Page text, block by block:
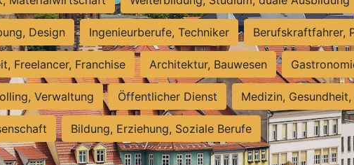
Design Ingenieurberufe, Techniker Berufskraftfahrer,
Freelancer, Franchise Architektur, Bauwesen
Verwaltung Öffentlicher Dienst Medizin,
Bildung, Erziehung, Soziale Berufe